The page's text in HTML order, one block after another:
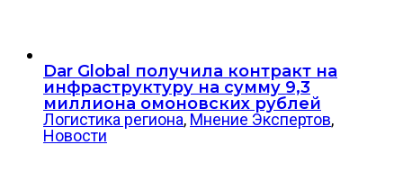
Dar Global получила контракт на
инфраструктуру на сумму 9,3
миллиона омоновских рублей
Логистика региона, Мнение Экспертов,
Новости